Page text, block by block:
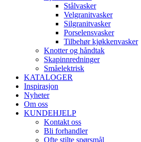
Stålvasker
Velgranitvasker
Silgranitvasker
Porselensvasker
Tilbehør kjøkkenvasker
Knotter og håndtak
Skapinnredninger
Småelektrisk
KATALOGER
Inspirasjon
Nyheter
Om oss
KUNDEHJELP
Kontakt oss
Bli forhandler
Ofte stilte spørsmål